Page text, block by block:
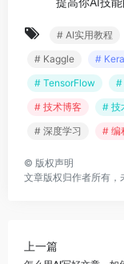
# AI实用教程
# Kaggle
#
# TensorFlow
#
# 技术博客
# 技
# 深度学习
# 编
© 版权声明
文章版权归作者所有，
上一篇